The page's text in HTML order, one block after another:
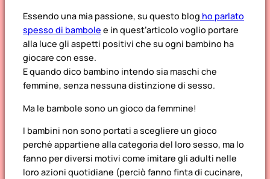
Essendo una mia passione, su questo blog ho parlato
spesso di bambole e in quest’articolo voglio portare
alla luce gli aspetti positivi che su ogni bambino ha
giocare con esse.
E quando dico bambino intendo sia maschi che
femmine, senza nessuna distinzione di sesso.
Ma le bambole sono un gioco da femmine!
I bambini non sono portati a scegliere un gioco
perchè appartiene alla categoria del loro sesso, ma lo
fanno per diversi motivi come imitare gli adulti nelle
loro azioni quotidiane (perciò fanno finta di cucinare,